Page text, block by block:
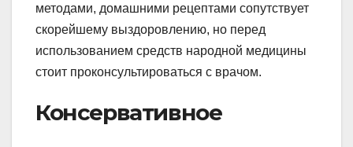
методами, домашними рецептами сопутствует
скорейшему выздоровлению, но перед
использованием средств народной медицины
стоит проконсультироваться с врачом.
Консервативное